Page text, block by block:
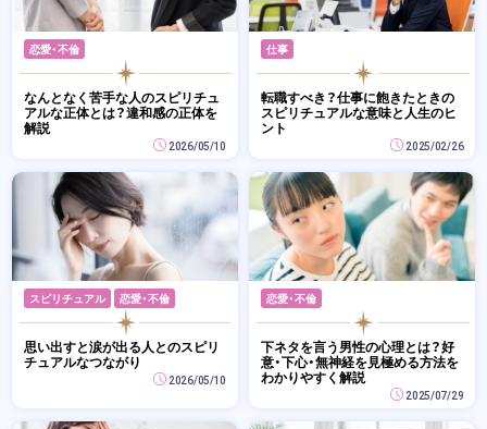
恋愛・不倫
なんとなく苦手な人のスピリチュ
アルな正体とは？違和感の正体を
解説
2026/05/10
仕事
転職すべき？仕事に飽きたときの
スピリチュアルな意味と人生のヒ
ント
2025/02/26
スピリチュアル 恋愛・不倫
思い出すと涙が出る人とのスピリ
チュアルなつながり
2026/05/10
恋愛・不倫
下ネタを言う男性の心理とは？好
意・下心・無神経を見極める方法を
わかりやすく解説
2025/07/29